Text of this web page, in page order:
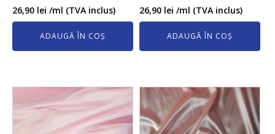
26,90 lei /ml (TVA inclus)
ADAUGĂ ÎN COȘ
26,90 lei /ml (TVA inclus)
ADAUGĂ ÎN COȘ